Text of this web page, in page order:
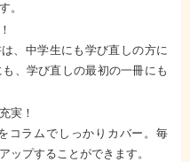
。
、中学生にも学び直しの方に
、学び直しの最初の一冊にも
実！
コラムでしっかりカバー。毎
ップすることができます。